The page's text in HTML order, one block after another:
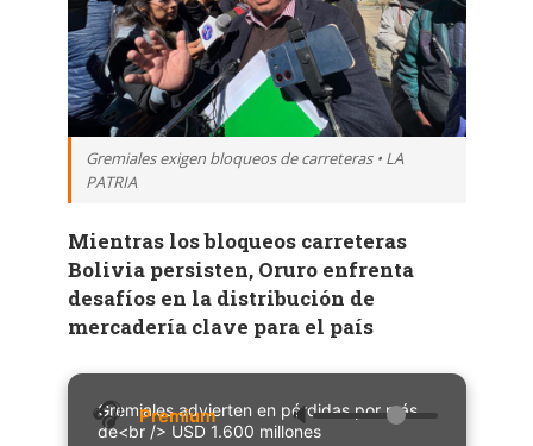
Gremiales exigen bloqueos de carreteras • LA
PATRIA
Mientras los bloqueos carreteras
Bolivia persisten, Oruro enfrenta
desafíos en la distribución de
mercadería clave para el país
Gremiales advierten en pérdidas por más
de<br /> USD 1.600 millones
🔈